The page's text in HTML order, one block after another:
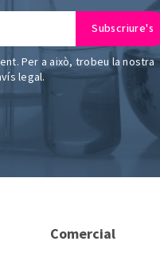
Per a això, trobeu la nostra
legal.
Comercial